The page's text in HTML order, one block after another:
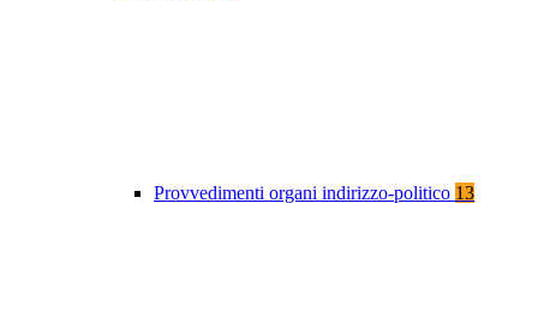
Provvedimenti organi indirizzo-politico 13